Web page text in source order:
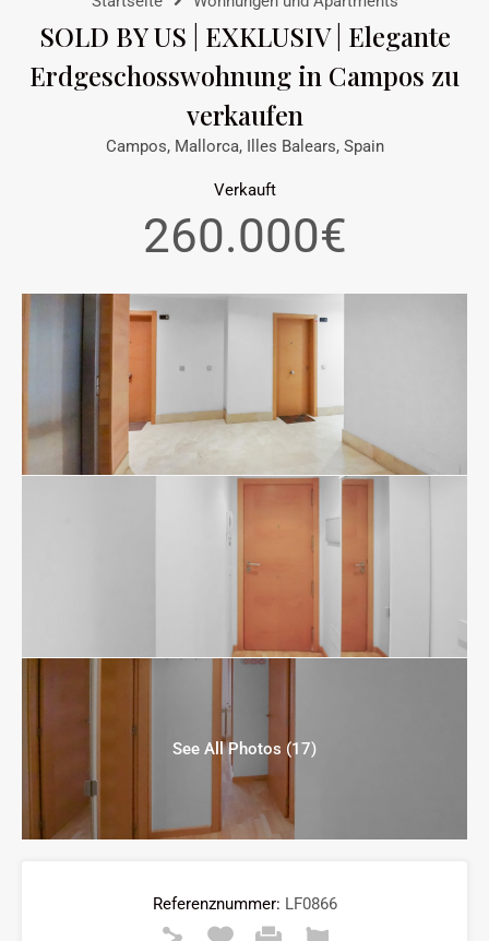
SOLD BY US | EXKLUSIV | Elegante
Erdgeschosswohnung in Campos zu
verkaufen
Campos, Mallorca, Illes Balears, Spain
Verkauft
260.000€
See All Photos (17)
Referenznummer: LF0866